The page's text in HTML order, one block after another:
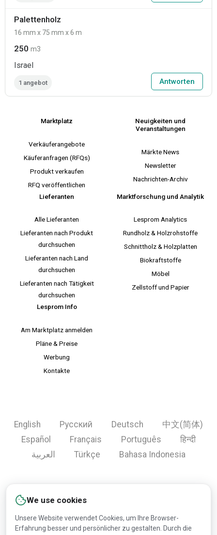
Palettenholz
16 mm x 75 mm x 6 m
250 m3
Israel
1 angebot Antworten
We use cookies
Unsere Website verwendet Cookies, um Ihre Browser-
Erfahrung besser und persönlicher zu gestalten. Durch die
Marktplatz
Verkäuferangebote
Käuferanfragen (RFQs)
Produkt verkaufen
RFQ veröffentlichen
Neuigkeiten und
Veranstaltungen
Märkte News
Newsletter
Nachrichten-Archiv
Lieferanten
Alle Lieferanten
Lieferanten nach Produkt
durchsuchen
Lieferanten nach Land
durchsuchen
Lieferanten nach Tätigkeit
durchsuchen
Marktforschung und Analytik
Lesprom Analytics
Rundholz & Holzrohstoffe
Schnittholz & Holzplatten
Biokraftstoffe
Möbel
Zellstoff und Papier
Lesprom Info
Am Marktplatz anmelden
Pläne & Preise
Werbung
Kontakte
English Русский Deutsch
中文(简体)
Español
Français Português
हिन्दी
العربية
Türkçe Bahasa Indonesia
Copyright © 2000-2026 Lesprom Network. Alle Rechte